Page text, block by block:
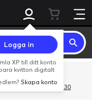
Logga in
XP till ditt konto
kvitton digitalt
Skapa konto
kr.
rabattkoden 3Gives30